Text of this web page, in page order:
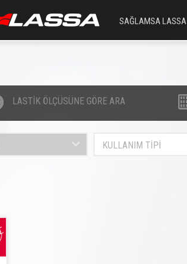
SAĞLAMSA LASSA
LASTİK ÖLÇÜSÜNE GÖRE ARA
KULLANIM TİPİ